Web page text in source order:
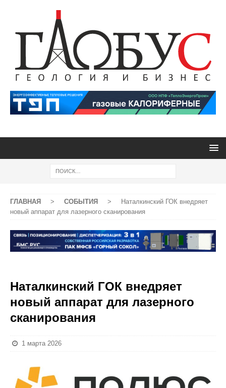
ГЛАВНАЯ > СОБЫТИЯ >
Наталкинский ГОК внедряет
новый аппарат для лазерного сканирования
Наталкинский ГОК внедряет
новый аппарат для лазерного
сканирования
1 марта 2026